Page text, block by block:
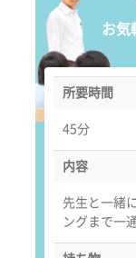
お気
所要時間
45分
内容
先生と一緒
ングまで一